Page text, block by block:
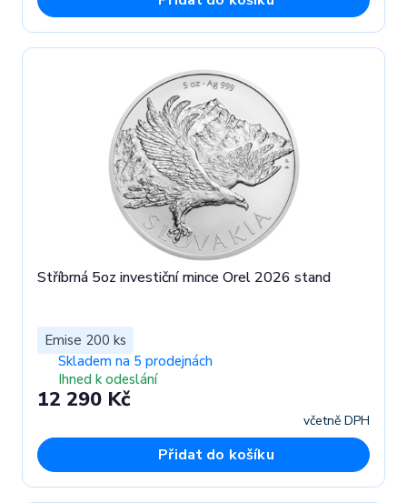
Stříbrná 5oz investiční mince Orel 2026 stand
Emise 200 ks
Skladem na 5 prodejnách
Ihned k odeslání
12 290 Kč
včetně DPH
Přidat do košíku